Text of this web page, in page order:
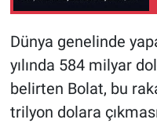
Dünya genelinde
yılında 584 milyar
belirten Bolat, bu
trilyon dolara